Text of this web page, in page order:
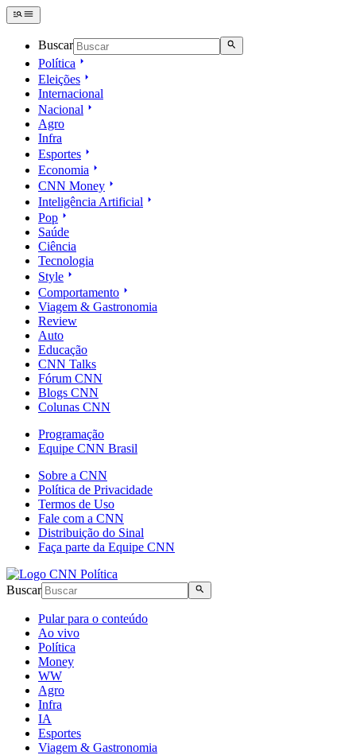
Buscar
Política
Eleições
Internacional
Nacional
Agro
Infra
Esportes
Economia
CNN Money
Inteligência Artificial
Pop
Saúde
Ciência
Tecnologia
Style
Comportamento
Viagem & Gastronomia
Review
Auto
Educação
CNN Talks
Fórum CNN
Blogs CNN
Colunas CNN
Programação
Equipe CNN Brasil
Sobre a CNN
Política de Privacidade
Termos de Uso
Fale com a CNN
Distribuição do Sinal
Faça parte da Equipe CNN
Buscar
Pular para o conteúdo
Ao vivo
Política
Money
WW
Agro
Infra
IA
Esportes
Viagem & Gastronomia